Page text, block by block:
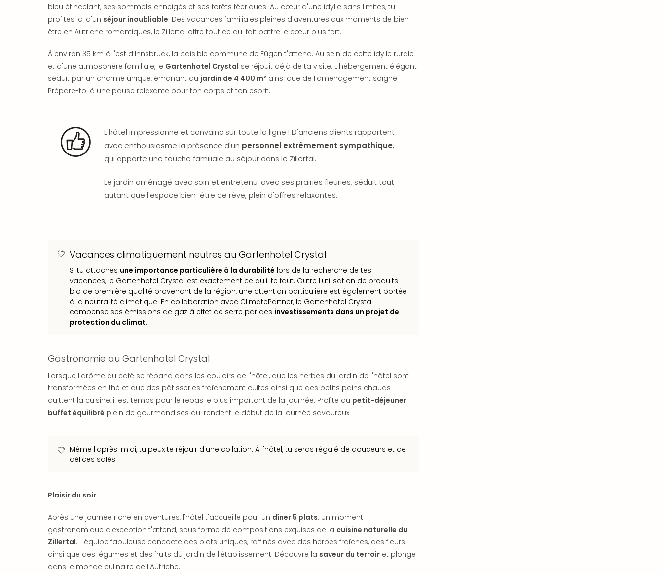
bleu étincelant, ses sommets enneigés et ses forêts féeriques. Au cœur d'une idylle sans limites, tu
profites ici d'un séjour inoubliable. Des vacances familiales pleines d'aventures aux moments de bien-
être en Autriche romantiques, le Zillertal offre tout ce qui fait battre le cœur plus fort.
À environ 35 km à l'est d'Innsbruck, la paisible commune de Fügen t'attend. Au sein de cette idylle rurale
et d'une atmosphère familiale, le Gartenhotel Crystal se réjouit déjà de ta visite. L'hébergement élégant
séduit par un charme unique, émanant du jardin de 4 400 m² ainsi que de l'aménagement soigné.
Prépare-toi à une pause relaxante pour ton corps et ton esprit.
L'hôtel impressionne et convainc sur toute la ligne ! D'anciens clients rapportent
avec enthousiasme la présence d'un personnel extrêmement sympathique,
qui apporte une touche familiale au séjour dans le Zillertal.
Le jardin aménagé avec soin et entretenu, avec ses prairies fleuries, séduit tout
autant que l'espace bien-être de rêve, plein d'offres relaxantes.
Vacances climatiquement neutres au Gartenhotel Crystal
Si tu attaches une importance particulière à la durabilité lors de la recherche de tes
vacances, le Gartenhotel Crystal est exactement ce qu'il te faut. Outre l'utilisation de produits
bio de première qualité provenant de la région, une attention particulière est également portée
à la neutralité climatique. En collaboration avec ClimatePartner, le Gartenhotel Crystal
compense ses émissions de gaz à effet de serre par des investissements dans un projet de
protection du climat.
Gastronomie au Gartenhotel Crystal
Lorsque l'arôme du café se répand dans les couloirs de l'hôtel, que les herbes du jardin de l'hôtel sont
transformées en thé et que des pâtisseries fraîchement cuites ainsi que des petits pains chauds
quittent la cuisine, il est temps pour le repas le plus important de la journée. Profite du petit-déjeuner
buffet équilibré plein de gourmandises qui rendent le début de la journée savoureux.
Même l'après-midi, tu peux te réjouir d'une collation. À l'hôtel, tu seras régalé de douceurs et de
délices salés.
Plaisir du soir
Après une journée riche en aventures, l'hôtel t'accueille pour un dîner 5 plats. Un moment
gastronomique d'exception t'attend, sous forme de compositions exquises de la cuisine naturelle du
Zillertal. L'équipe fabuleuse concocte des plats uniques, raffinés avec des herbes fraîches, des fleurs
ainsi que des légumes et des fruits du jardin de l'établissement. Découvre la saveur du terroir et plonge
dans le monde culinaire de l'Autriche.